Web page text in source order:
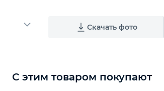
Скачать фото
С этим товаром покупают